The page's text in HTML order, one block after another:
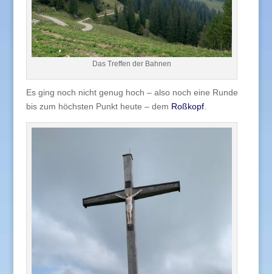
Das Treffen der Bahnen
Es ging noch nicht genug hoch – also noch eine Runde
bis zum höchsten Punkt heute – dem Roßkopf.